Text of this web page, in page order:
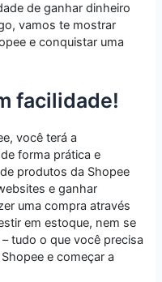
de ganhar dinheiro
vamos te mostrar
e conquistar uma
facilidade!
você terá a
forma prática e
produtos da Shopee
e ganhar
uma compra através
em estoque, nem se
tudo o que você precisa
e começar a